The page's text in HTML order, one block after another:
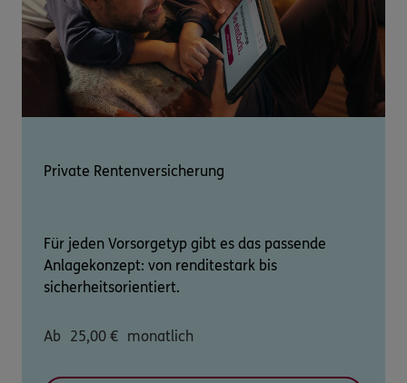
Private Rentenversicherung
Für jeden Vorsorgetyp gibt es das passende
Anlagekonzept: von renditestark bis
sicherheitsorientiert.
Ab 25,00 € monatlich